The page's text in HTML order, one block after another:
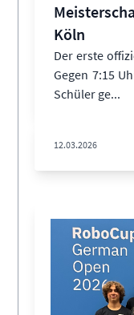
Köln
Der erste
Gegen 7:15
Schüler ge...
12.03.2026